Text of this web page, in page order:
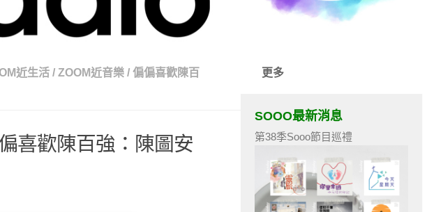
近生活 / ZOOM近音樂 / 偏偏喜歡陳百
喜歡陳百強：陳圖安
更多
SOOO最新消息
第38季Sooo節目巡禮